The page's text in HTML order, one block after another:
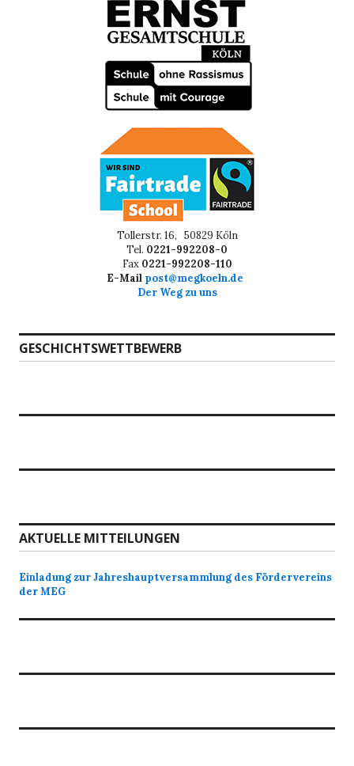
Tollerstr. 16, 50829 Köln
Tel. 0221-992208-0
Fax 0221-992208-110
E-Mail post@megkoeln.de
Der Weg zu uns
GESCHICHTSWETTBEWERB
AKTUELLE MITTEILUNGEN
Einladung zur Jahreshauptversammlung des Fördervereins
der MEG